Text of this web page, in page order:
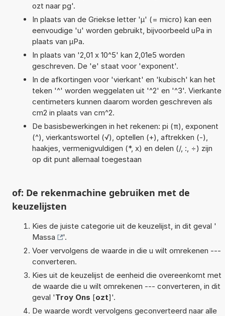
ozt naar pg'.
In plaats van de Griekse letter 'µ' (= micro) kan een
eenvoudige 'u' worden gebruikt, bijvoorbeeld uPa in
plaats van µPa.
In plaats van '2,01 x 10^5' kan 2,01e5 worden
geschreven. De 'e' staat voor 'exponent'.
In de afkortingen voor 'vierkant' en 'kubisch' kan het
teken '^' worden weggelaten uit '^2' en '^3'. Vierkante
centimeters kunnen daarom worden geschreven als
cm2 in plaats van cm^2.
De basisbewerkingen in het rekenen: pi (π), exponent
(^), vierkantswortel (√), optellen (+), aftrekken (-),
haakjes, vermenigvuldigen (*, x) en delen (/, :, ÷) zijn
op dit punt allemaal toegestaan
of: De rekenmachine gebruiken met de
keuzelijsten
Kies de juiste categorie uit de keuzelijst, in dit geval '
Massa
'.
Voer vervolgens de waarde in die u wilt omrekenen ---
converteren.
Kies uit de keuzelijst de eenheid die overeenkomt met
de waarde die u wilt omrekenen --- converteren, in dit
geval 'Troy Ons [ozt]'.
De waarde wordt vervolgens geconverteerd naar alle